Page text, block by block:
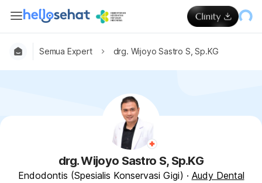
Semua Expert drg. Wijoyo Sastro S, Sp.KG
drg. Wijoyo Sastro S, Sp.KG
Endodontis (Spesialis Konservasi Gigi) · Audy Dental